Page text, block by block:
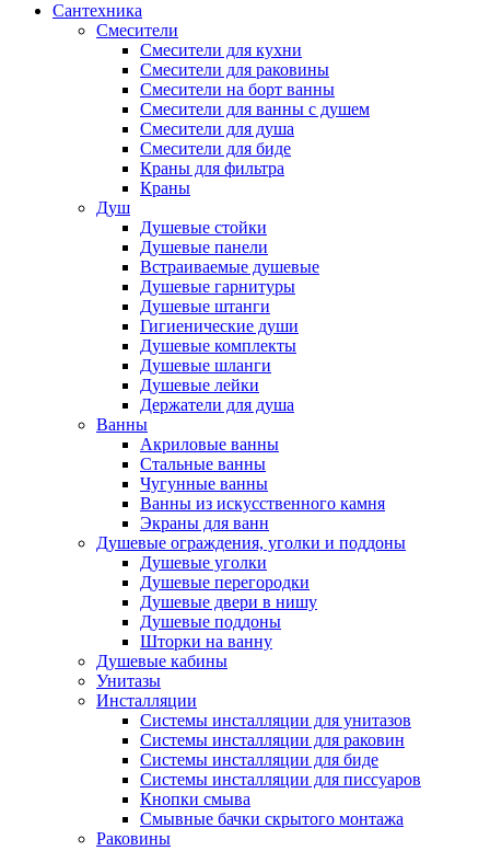
Сантехника
Смесители
Смесители для кухни
Смесители для раковины
Смесители на борт ванны
Смесители для ванны с душем
Смесители для душа
Смесители для биде
Краны для фильтра
Краны
Душ
Душевые стойки
Душевые панели
Встраиваемые душевые
Душевые гарнитуры
Душевые штанги
Гигиенические души
Душевые комплекты
Душевые шланги
Душевые лейки
Держатели для душа
Ванны
Акриловые ванны
Стальные ванны
Чугунные ванны
Ванны из искусственного камня
Экраны для ванн
Душевые ограждения, уголки и поддоны
Душевые уголки
Душевые перегородки
Душевые двери в нишу
Душевые поддоны
Шторки на ванну
Душевые кабины
Унитазы
Инсталляции
Системы инсталляции для унитазов
Системы инсталляции для раковин
Системы инсталляции для биде
Системы инсталляции для писсуаров
Кнопки смыва
Смывные бачки скрытого монтажа
Раковины